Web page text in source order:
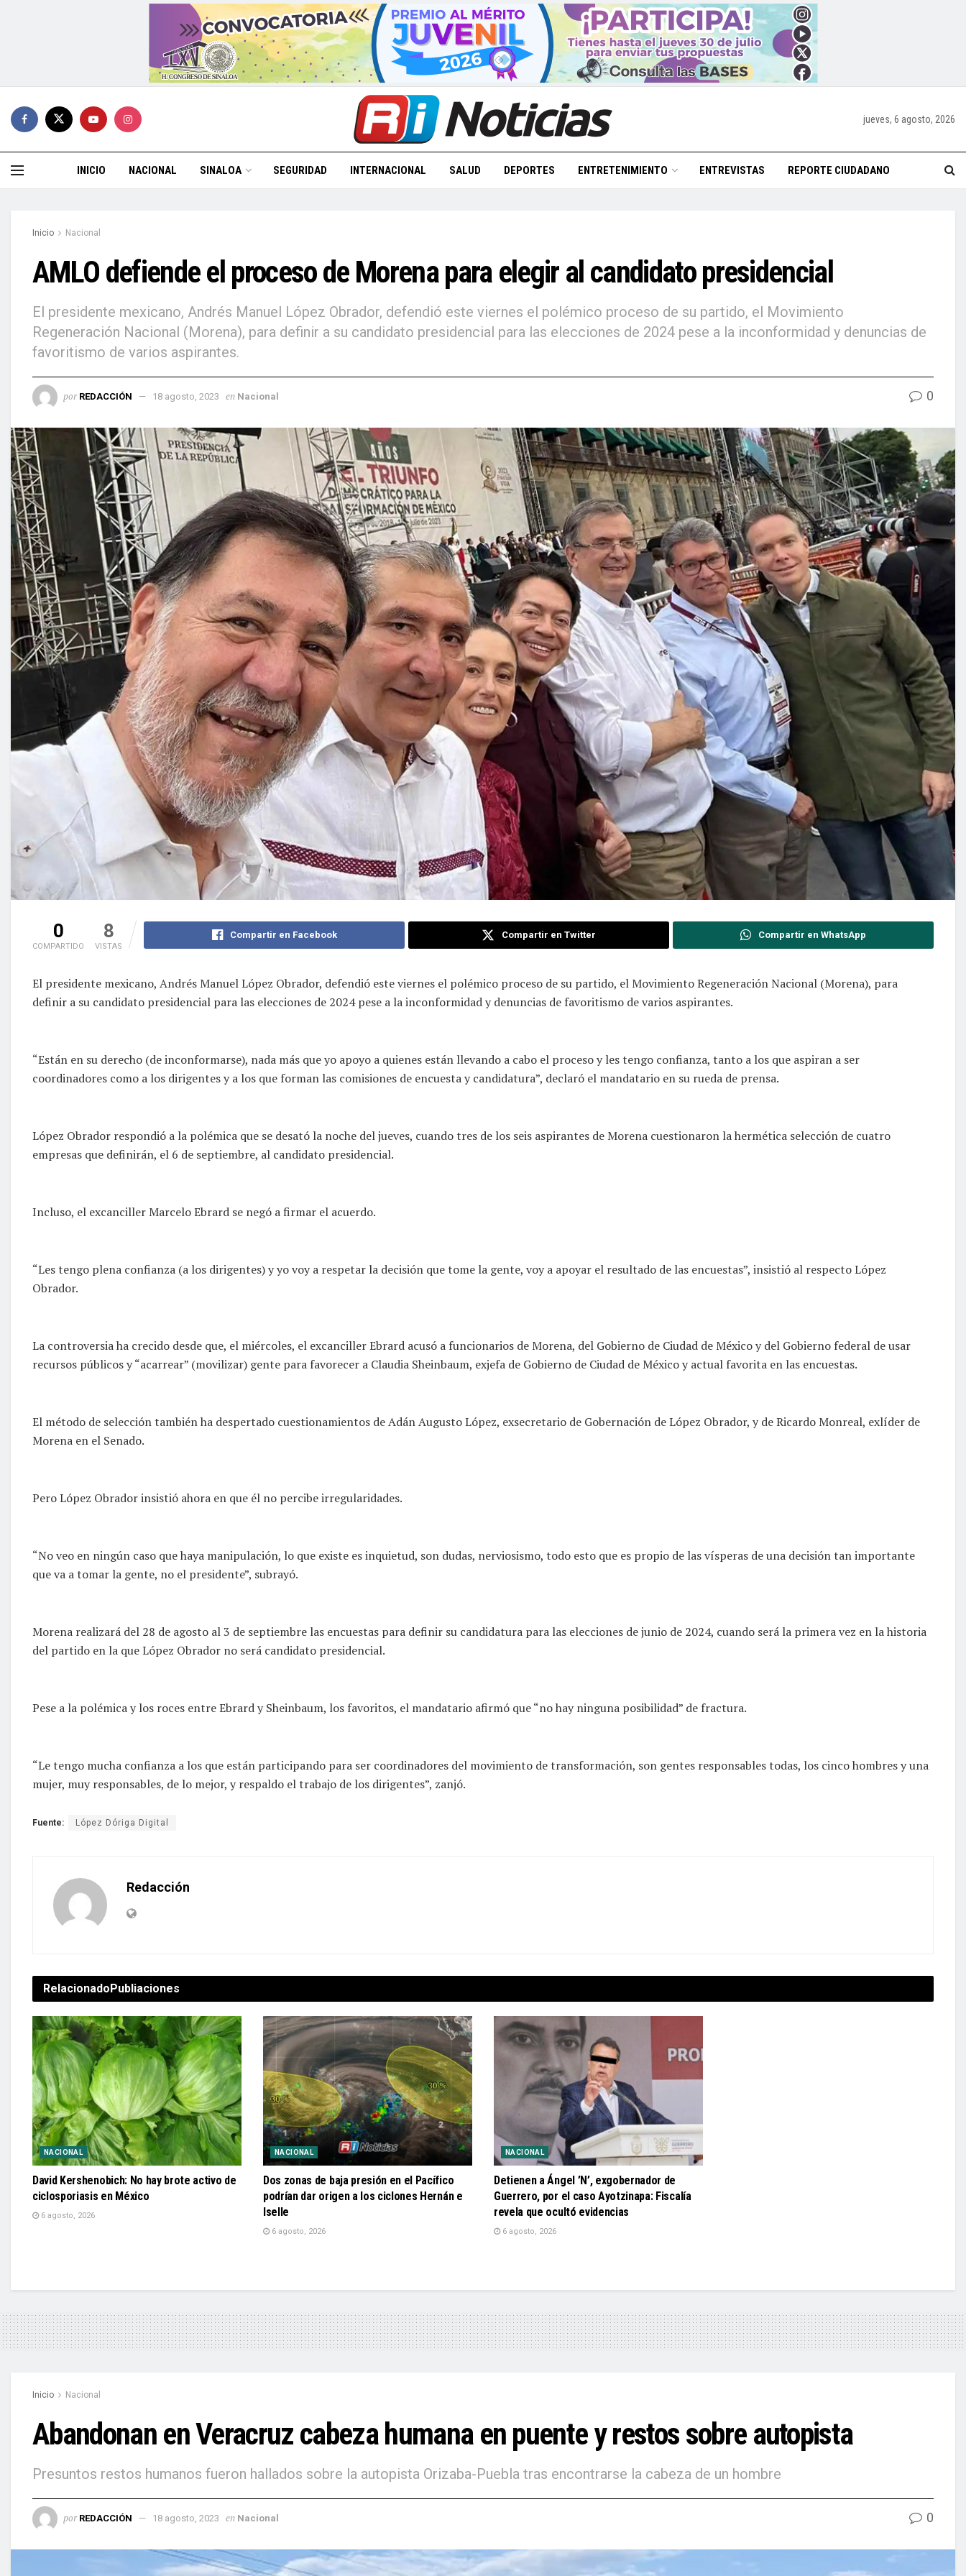
jueves, 6 agosto, 2026
INICIO NACIONAL SINALOA SEGURIDAD INTERNACIONAL SALUD DEPORTES ENTRETENIMIENTO ENTREVISTAS REPORTE CIUDADANO
Inicio Nacional
AMLO defiende el proceso de Morena para elegir al candidato presidencial
El presidente mexicano, Andrés Manuel López Obrador, defendió este viernes el polémico proceso de su partido, el Movimiento
Regeneración Nacional (Morena), para definir a su candidato presidencial para las elecciones de 2024 pese a la inconformidad y denuncias de
favoritismo de varios aspirantes.
por REDACCIÓN 18 agosto, 2023 en Nacional 0
0
COMPARTIDO
8
VISTAS
Compartir en Facebook Compartir en Twitter Compartir en WhatsApp
El presidente mexicano, Andrés Manuel López Obrador, defendió este viernes el polémico proceso de su partido, el Movimiento Regeneración Nacional (Morena), para
definir a su candidato presidencial para las elecciones de 2024 pese a la inconformidad y denuncias de favoritismo de varios aspirantes.
“Están en su derecho (de inconformarse), nada más que yo apoyo a quienes están llevando a cabo el proceso y les tengo confianza, tanto a los que aspiran a ser
coordinadores como a los dirigentes y a los que forman las comisiones de encuesta y candidatura”, declaró el mandatario en su rueda de prensa.
López Obrador respondió a la polémica que se desató la noche del jueves, cuando tres de los seis aspirantes de Morena cuestionaron la hermética selección de cuatro
empresas que definirán, el 6 de septiembre, al candidato presidencial.
Incluso, el excanciller Marcelo Ebrard se negó a firmar el acuerdo.
“Les tengo plena confianza (a los dirigentes) y yo voy a respetar la decisión que tome la gente, voy a apoyar el resultado de las encuestas”, insistió al respecto López
Obrador.
La controversia ha crecido desde que, el miércoles, el excanciller Ebrard acusó a funcionarios de Morena, del Gobierno de Ciudad de México y del Gobierno federal de usar
recursos públicos y “acarrear” (movilizar) gente para favorecer a Claudia Sheinbaum, exjefa de Gobierno de Ciudad de México y actual favorita en las encuestas.
El método de selección también ha despertado cuestionamientos de Adán Augusto López, exsecretario de Gobernación de López Obrador, y de Ricardo Monreal, exlíder de
Morena en el Senado.
Pero López Obrador insistió ahora en que él no percibe irregularidades.
“No veo en ningún caso que haya manipulación, lo que existe es inquietud, son dudas, nerviosismo, todo esto que es propio de las vísperas de una decisión tan importante
que va a tomar la gente, no el presidente”, subrayó.
Morena realizará del 28 de agosto al 3 de septiembre las encuestas para definir su candidatura para las elecciones de junio de 2024, cuando será la primera vez en la historia
del partido en la que López Obrador no será candidato presidencial.
Pese a la polémica y los roces entre Ebrard y Sheinbaum, los favoritos, el mandatario afirmó que “no hay ninguna posibilidad” de fractura.
“Le tengo mucha confianza a los que están participando para ser coordinadores del movimiento de transformación, son gentes responsables todas, los cinco hombres y una
mujer, muy responsables, de lo mejor, y respaldo el trabajo de los dirigentes”, zanjó.
Fuente: López Dóriga Digital
Redacción
RelacionadoPubliaciones
NACIONAL
David Kershenobich: No hay brote activo de
ciclosporiasis en México
6 agosto, 2026
NACIONAL
Dos zonas de baja presión en el Pacífico
podrían dar origen a los ciclones Hernán e
Iselle
6 agosto, 2026
NACIONAL
Detienen a Ángel ’N’, exgobernador de
Guerrero, por el caso Ayotzinapa: Fiscalía
revela que ocultó evidencias
6 agosto, 2026
Inicio Nacional
Abandonan en Veracruz cabeza humana en puente y restos sobre autopista
Presuntos restos humanos fueron hallados sobre la autopista Orizaba-Puebla tras encontrarse la cabeza de un hombre
por REDACCIÓN 18 agosto, 2023 en Nacional 0